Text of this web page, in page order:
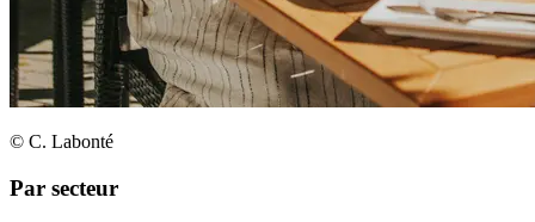
© C. Labonté
Par secteur